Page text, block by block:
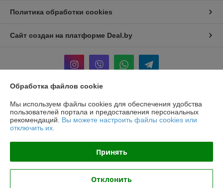
Политика обработки cookies
Сайт создан на платформе Deal.by
Информация для покупателя
Юридическое лицо:ООО «БЕЛПРОФИЛЬ ГРУПП»
220040, Г. МИНСК, ПЕР. 3-Й МОЖАЙСКОГО, Д. 11, ПОМ. 107, 220040
Регистрационный номер ЕГР: 193780303
Регистрационный орган: Минский горисполком
Обработка файлов cookie
Мы используем файлы cookies для обеспечения удобства
пользователей портала и предоставления персональных
рекомендаций. Вы можете настроить файлы cookies или
отключить их.
Принять
Отклонить